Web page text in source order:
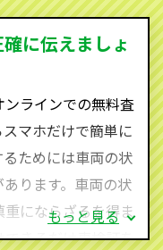
。だから高価買取
ことができるので
。
料で行います。安
に伝えましょ
ラインでの無料査
マホだけで簡単に
ためには車両の状
ります。車両の状
にならざるを得ま
きるだけ車検証を
もっと見る